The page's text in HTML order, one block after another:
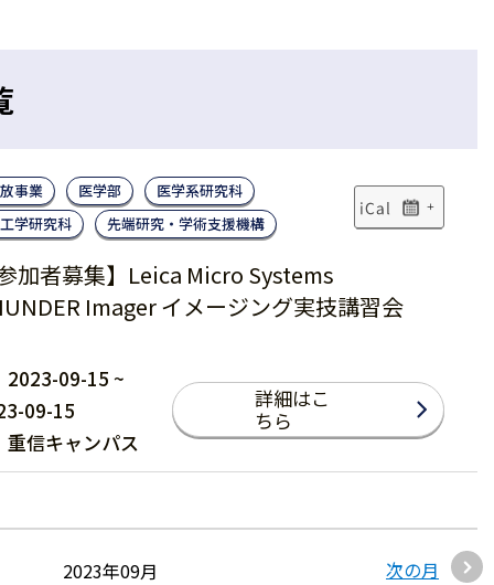
事業 医学部
医学系研究科
学研究科
先端研究・学術支援機構
+
加者募集】Leica Micro Systems
Imager イメージング実技講習会
2023-09-15 ~
09-15
重信キャンパス
詳細はこ
ちら
2023年09月 次の月